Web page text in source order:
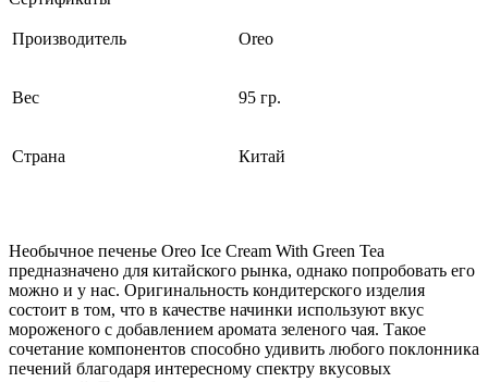
Производитель Oreo
Вес 95 гр.
Страна Китай
Необычное печенье Oreo Ice Cream With Green Tea
предназначено для китайского рынка, однако попробовать его
можно и у нас. Оригинальность кондитерского изделия
состоит в том, что в качестве начинки используют вкус
мороженого с добавлением аромата зеленого чая. Такое
сочетание компонентов способно удивить любого поклонника
печений благодаря интересному спектру вкусовых